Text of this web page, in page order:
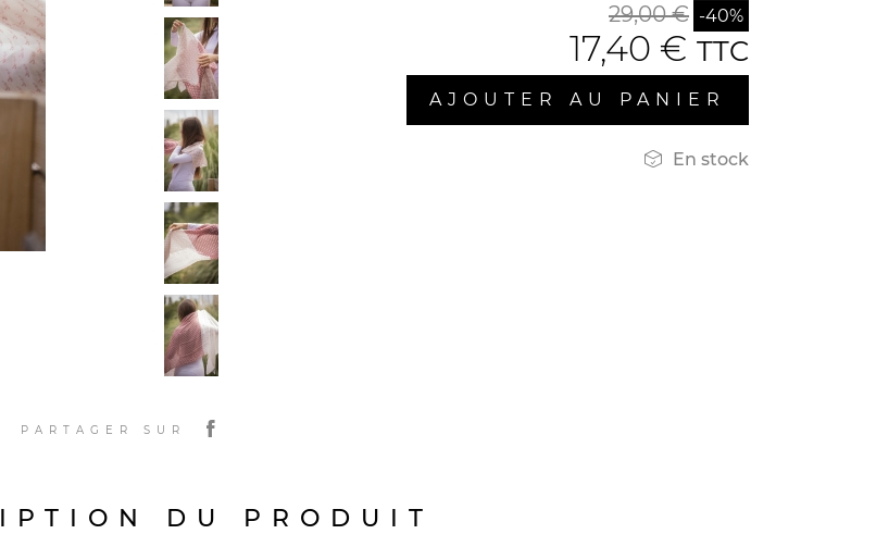
PARTAGER SUR
29,00 € -40%
17,40 € TTC
AJOUTER AU PANIER
 En stock
DU PRODUIT